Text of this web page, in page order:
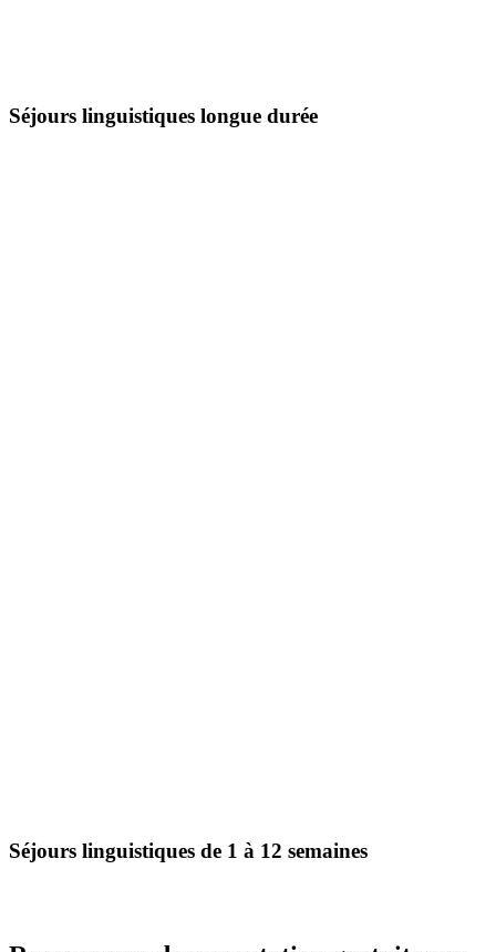
Séjours linguistiques longue durée
Séjours linguistiques de 1 à 12 semaines